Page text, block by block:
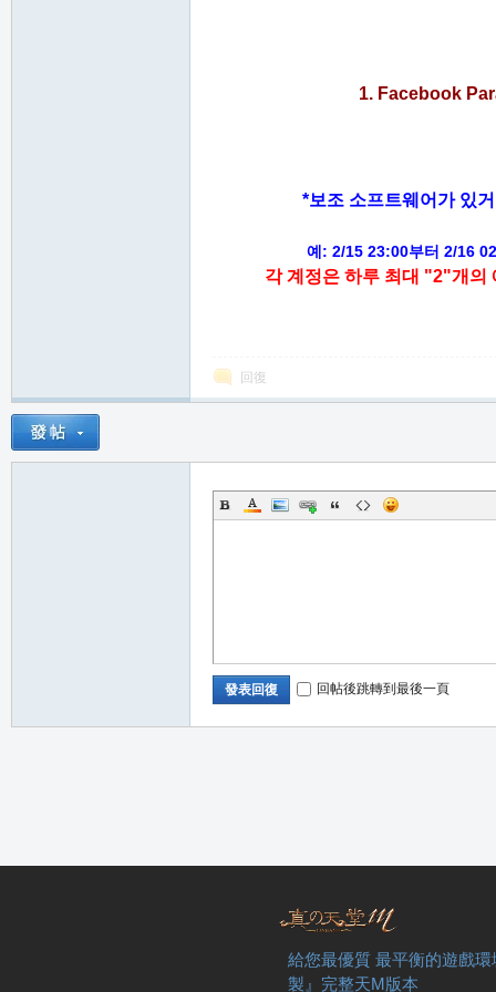
1. Facebook
*보조 소프트웨어가 있
예: 2/15 23:00부터 2/16
각 계정은 하루 최대 "2"개의
回復
發表回復 回帖後跳轉到最後一頁
給您最優質 最平衡的遊戲
製』完整天M版本